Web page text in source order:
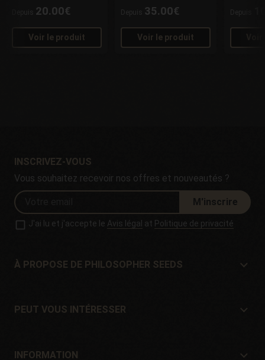
20.00€
Voir le produit
Depuis 35.00€
Voir le produit
Depuis
INSCRIVEZ-VOUS
Vous souhaitez recevoir nos offres et nouveautés ?
M'inscrire
J'ai lu et j'accepte le Avis légal at Politique de privacité
À PROPOSE DE PHILOSOPHER SEEDS
Situation et contact
PEUT VOUS INTÉRESSER
Offres
INFORMATION